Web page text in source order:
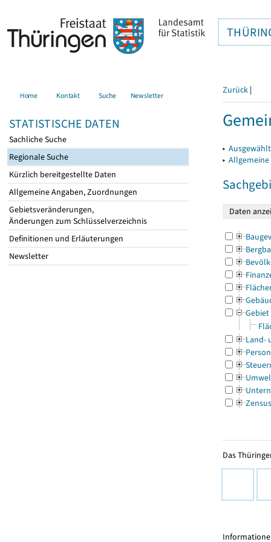
Home Kontakt Suche Newsletter
STATISTISCHE DATEN
Sachliche Suche
Regionale Suche
Kürzlich bereitgestellte Daten
Allgemeine Angaben, Zuordnungen
Gebietsveränderungen,
Änderungen zum Schlüsselverzeichnis
Definitionen und Erläuterungen
Newsletter
Zurück |
▸
▸
Gebiet
Land-
Zensus
Das